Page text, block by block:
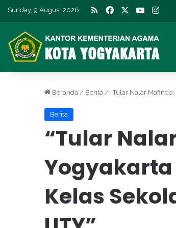
Sunday, 9 August 2026 RSS Facebook YouTube
Beranda / Berita / “Tular Nalar
Berita
“Tular
Kelas